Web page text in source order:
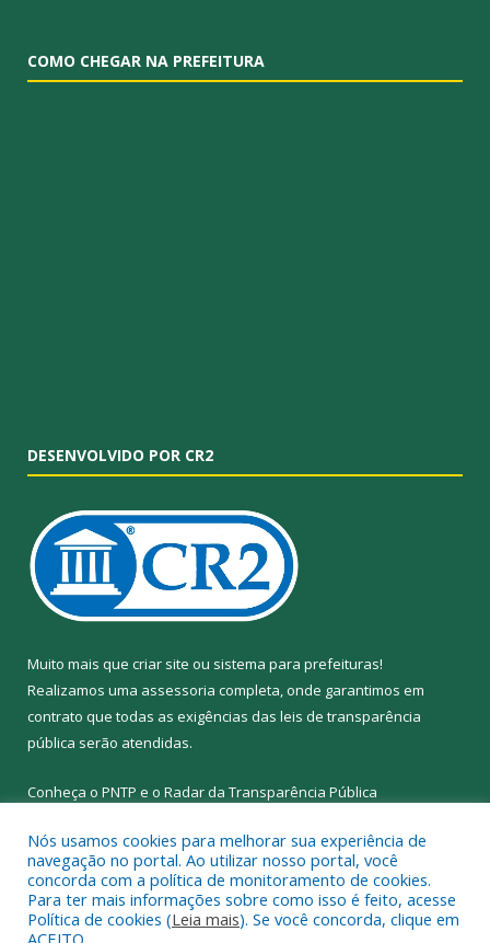
COMO CHEGAR NA PREFEITURA
DESENVOLVIDO POR CR2
Muito mais que criar site ou sistema para prefeituras!
Realizamos uma assessoria completa, onde garantimos em
contrato que todas as exigências das leis de transparência
pública serão atendidas.
Conheça o PNTP e o Radar da Transparência Pública
Todos os direitos reservados a Prefeitura Municipal de Abel
Figueiredo.
Nós usamos cookies para melhorar sua experiência de
navegação no portal. Ao utilizar nosso portal, você
concorda com a política de monitoramento de cookies.
Para ter mais informações sobre como isso é feito, acesse
Política de cookies (Leia mais). Se você concorda, clique em
ACEITO.